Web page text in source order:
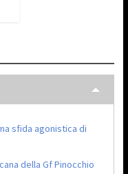
sfida agonistica di
della Gf Pinocchio